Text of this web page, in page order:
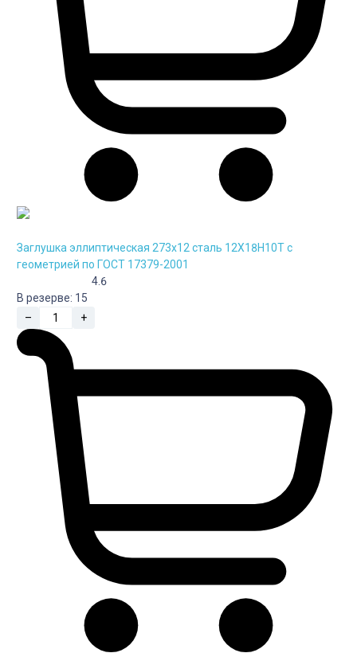
Заглушка эллиптическая 273х12 сталь 12Х18Н10Т с
геометрией по ГОСТ 17379-2001
4.6
В резерве: 15
–
+